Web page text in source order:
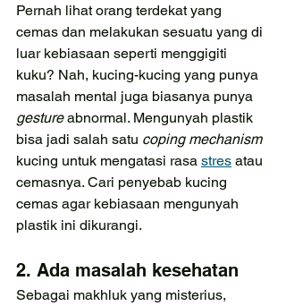
Pernah lihat orang terdekat yang
cemas dan melakukan sesuatu yang di
luar kebiasaan seperti menggigiti
kuku? Nah, kucing-kucing yang punya
masalah mental juga biasanya punya
gesture abnormal. Mengunyah plastik
bisa jadi salah satu coping mechanism
kucing untuk mengatasi rasa stres atau
cemasnya. Cari penyebab kucing
cemas agar kebiasaan mengunyah
plastik ini dikurangi.
2. Ada masalah kesehatan
Sebagai makhluk yang misterius,